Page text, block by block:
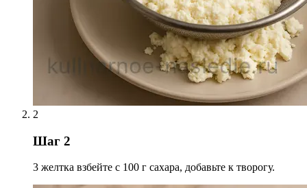
2
Шаг 2
3 желтка взбейте с 100 г сахара, добавьте к творогу.